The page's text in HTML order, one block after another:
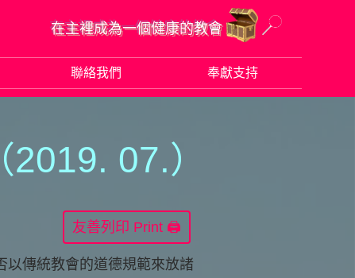
在主裡成為一個健康的教會
聯絡我們 奉獻支持
2019. 07.）
Print 🖨
以傳統教會的道德規範來放諸